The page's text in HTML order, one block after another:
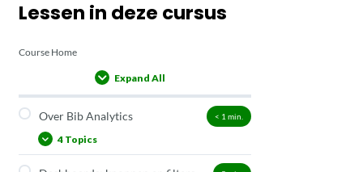
Lessen in deze cursus
Course Home
Expand All
Lessons
Over Bib Analytics < 1 min.
4 Topics